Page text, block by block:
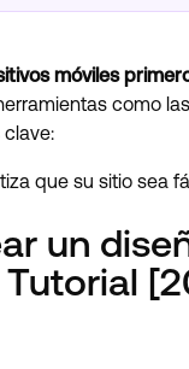
móviles
como
que su sitio sea
un
Tutorial